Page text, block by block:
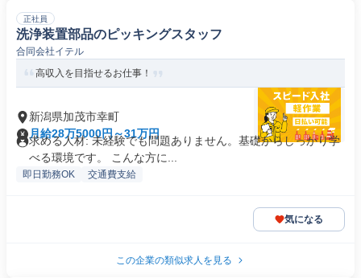
正社員
洗浄装置部品のピッキングスタッフ
合同会社イテル
高収入を目指せるお仕事！
新潟県加茂市幸町
月給28万5000円～31万円
求める人材: 未経験でも問題ありません。基礎からしっかり学
べる環境です。 こんな方に...
即日勤務OK 交通費支給
気になる
この企業の類似求人を見る